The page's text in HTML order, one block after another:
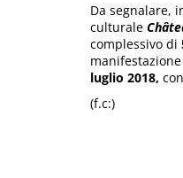
Da segnalare,
culturale
complessivo di
luglio 2018,
(f.c:)